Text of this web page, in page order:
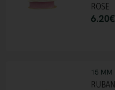
ROSE
6.20€
15 MM